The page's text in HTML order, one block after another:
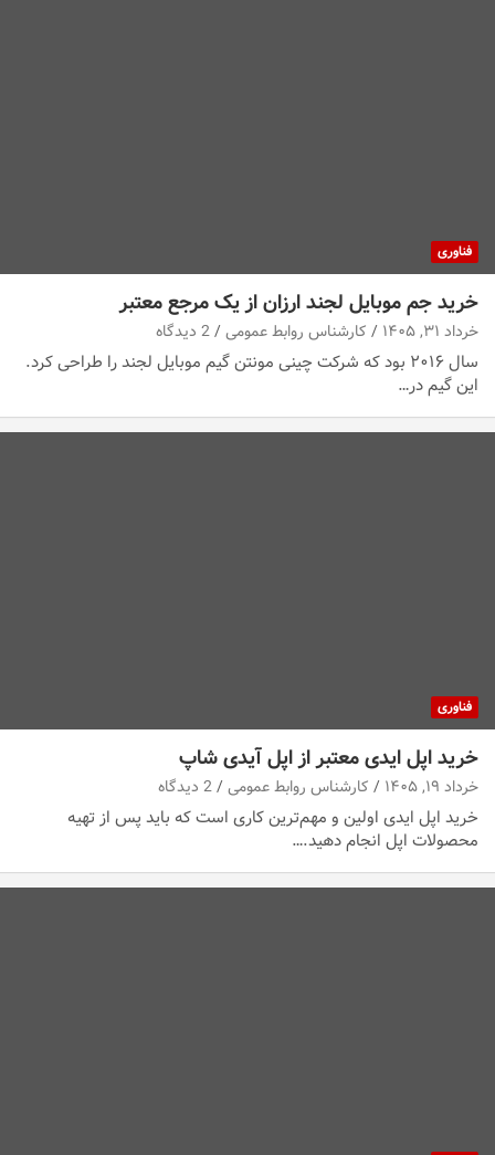
فناوری
خرید جم موبایل لجند ارزان از یک مرجع معتبر
خرداد ۳۱, ۱۴۰۵ کارشناس روابط عمومی 2 دیدگاه
سال ۲۰۱۶ بود که شرکت چینی مونتن گیم موبایل لجند را طراحی کرد.
این گیم در…
فناوری
خرید اپل ایدی معتبر از اپل آیدی شاپ
خرداد ۱۹, ۱۴۰۵ کارشناس روابط عمومی 2 دیدگاه
خرید اپل ایدی اولین و مهم‌ترین کاری است که باید پس از تهیه
محصولات اپل انجام دهید.…